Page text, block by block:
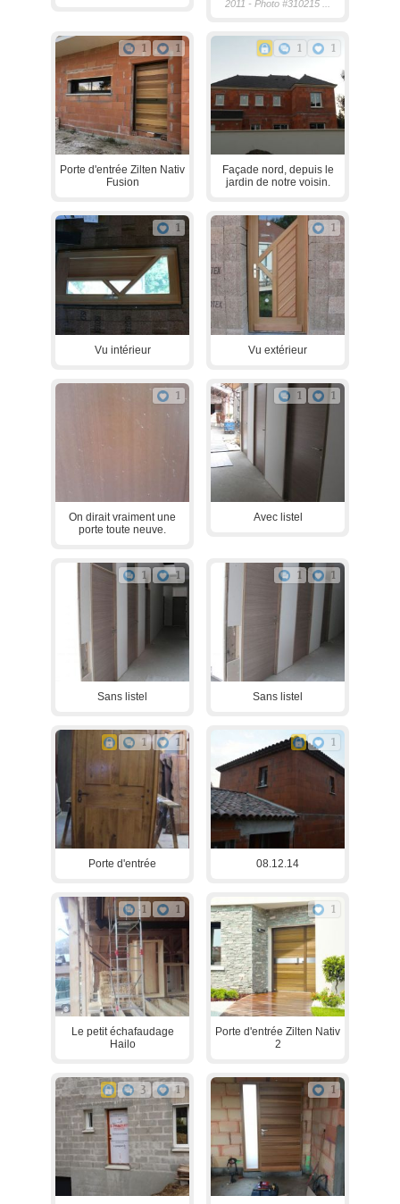
2011 - Photo #310215 ...
1 1
Porte d'entrée Zilten Nativ
Fusion
1 1
Façade nord, depuis le
jardin de notre voisin.
1
Vu intérieur
1
Vu extérieur
1
On dirait vraiment une
porte toute neuve.
1 1
Avec listel
1 1
Sans listel
1 1
Sans listel
1 1
Porte d'entrée
1
08.12.14
1 1
Le petit échafaudage
Hailo
1
Porte d'entrée Zilten Nativ
2
3 1 1